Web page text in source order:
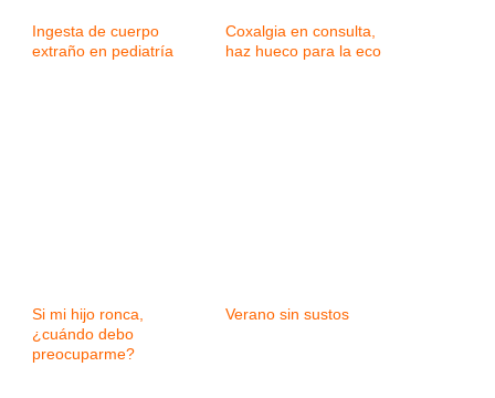
Ingesta de cuerpo
extraño en pediatría
Coxalgia en consulta,
haz hueco para la eco
Si mi hijo ronca,
¿cuándo debo
preocuparme?
Verano sin sustos